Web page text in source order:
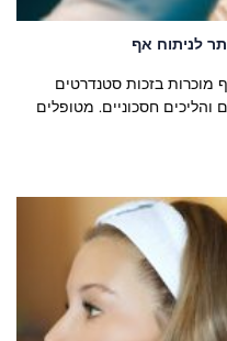
לניתוח אף
מוכרות בזכות סטנדרטים
חסכוניים. מטופלים